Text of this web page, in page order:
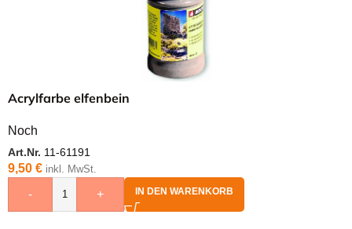
Acrylfarbe elfenbein
Noch
Art.Nr. 11-61191
9,50 € inkl. MwSt.
- + IN DEN WARENKORB